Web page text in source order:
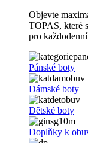
Objevte
TOPAS, které
pro
Pánské boty
Dámské boty
Dětské boty
Doplňky k